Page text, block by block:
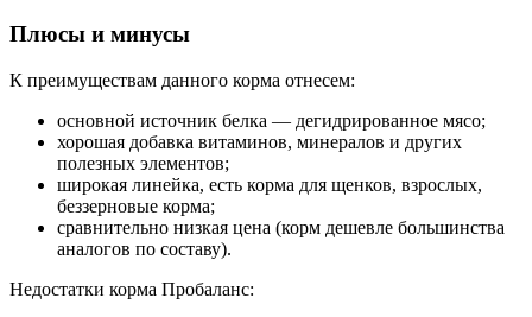
Плюсы и минусы
К преимуществам данного корма отнесем:
основной источник белка — дегидрированное мясо;
хорошая добавка витаминов, минералов и других
полезных элементов;
широкая линейка, есть корма для щенков, взрослых,
беззерновые корма;
сравнительно низкая цена (корм дешевле большинства
аналогов по составу).
Недостатки корма Пробаланс: